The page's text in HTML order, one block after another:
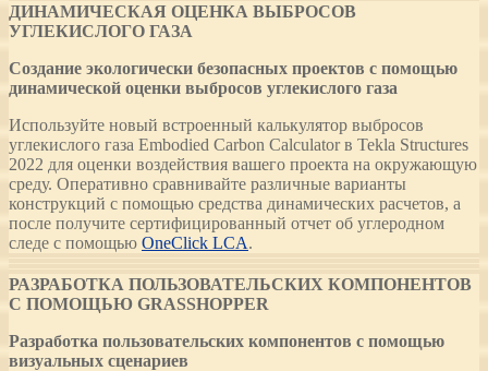
ДИНАМИЧЕСКАЯ ОЦЕНКА ВЫБРОСОВ
УГЛЕКИСЛОГО ГАЗА
Создание экологически безопасных проектов с помощью
динамической оценки выбросов углекислого газа
Используйте новый встроенный калькулятор выбросов
углекислого газа Embodied Carbon Calculator в Tekla Structures
2022 для оценки воздействия вашего проекта на окружающую
среду. Оперативно сравнивайте различные варианты
конструкций с помощью средства динамических расчетов, а
после получите сертифицированный отчет об углеродном
следе с помощью OneClick LCA.
РАЗРАБОТКА ПОЛЬЗОВАТЕЛЬСКИХ КОМПОНЕНТОВ
С ПОМОЩЬЮ GRASSHOPPER
Разработка пользовательских компонентов с помощью
визуальных сценариев